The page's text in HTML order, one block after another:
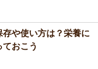
存や使い方は？栄養に
おこう